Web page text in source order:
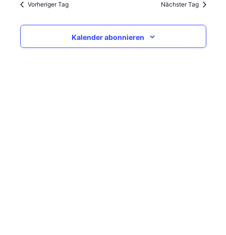
Vorheriger Tag Nächster Tag
Kalender abonnieren